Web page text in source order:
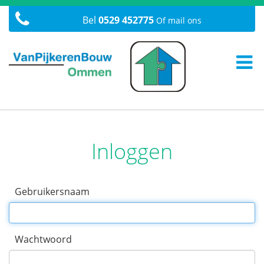
Bel 0529 452775Of mail ons
Inloggen
Gebruikersnaam
Wachtwoord